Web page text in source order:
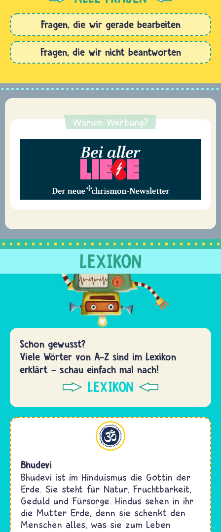
Fragen, die wir gerade bearbeiten
Fragen, die wir nicht beantworten
Warum Werbung?
LEXIKON
Schon gewusst?
Viele Wörter von A-Z sind im Lexikon
erklärt - schau einfach mal nach!
LEXIKON
Bhudevi
Bhudevi ist im Hinduismus die Göttin der
Erde. Sie steht für Natur, Fruchtbarkeit,
Geduld und Fürsorge. Hindus sehen in ihr
die Mutter Erde, denn sie schenkt den
Menschen alles, was sie zum Leben